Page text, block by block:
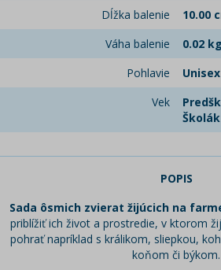
Dĺžka balenie
10.00
Váha balenie
0.02 kg
Pohlavie
Unisex
Vek
POPIS
Sada ôsmich zvierat žijúcich na
priblížiť ich život a prostredie, v ktorom
pohrať napríklad s králikom, sliepkou,
koňom či býkom.